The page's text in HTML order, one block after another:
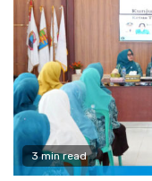
3 min read